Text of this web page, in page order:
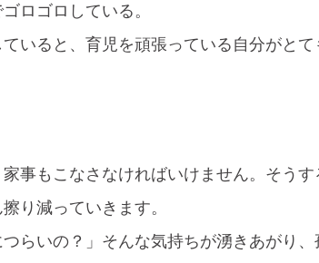
ロゴロしている。
いると、育児を頑張っている自分がと
事もこなさなければいけません。そう
り減っていきます。
つらいの？」そんな気持ちが湧きあがり